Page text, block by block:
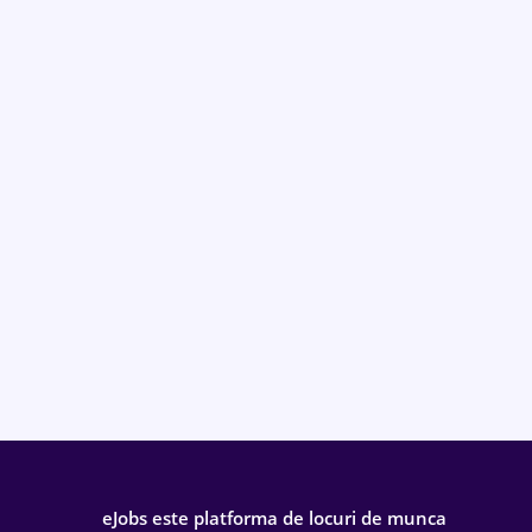
eJobs este platforma de locuri de munca